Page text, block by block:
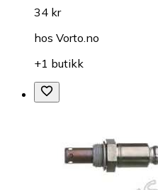
34 kr
hos Vorto.no
+1 butikk